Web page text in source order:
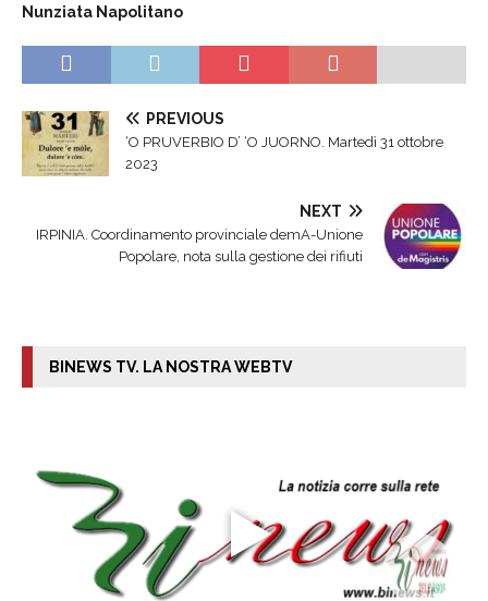
Nunziata Napolitano
PREVIOUS
‘O PRUVERBIO D’ ‘O JUORNO. Martedì 31 ottobre
2023
NEXT
IRPINIA. Coordinamento provinciale demA-Unione
Popolare, nota sulla gestione dei rifiuti
BINEWS TV. LA NOSTRA WEBTV